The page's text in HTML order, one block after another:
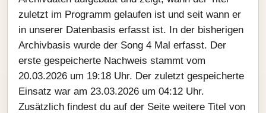
zuletzt im Programm gelaufen ist und seit wann er
in unserer Datenbasis erfasst ist. In der bisherigen
Archivbasis wurde der Song 4 Mal erfasst. Der
erste gespeicherte Nachweis stammt vom
20.03.2026 um 19:18 Uhr. Der zuletzt gespeicherte
Einsatz war am 23.03.2026 um 04:12 Uhr.
Zusätzlich findest du auf der Seite weitere Titel von